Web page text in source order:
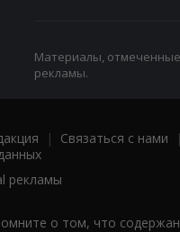
Материалы,
рекламы.
| Связаться с нами
рекламы
о том, что